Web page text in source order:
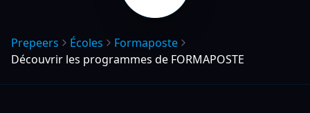
Prepeers Écoles
Formaposte
Découvrir les programmes de FORMAPOSTE